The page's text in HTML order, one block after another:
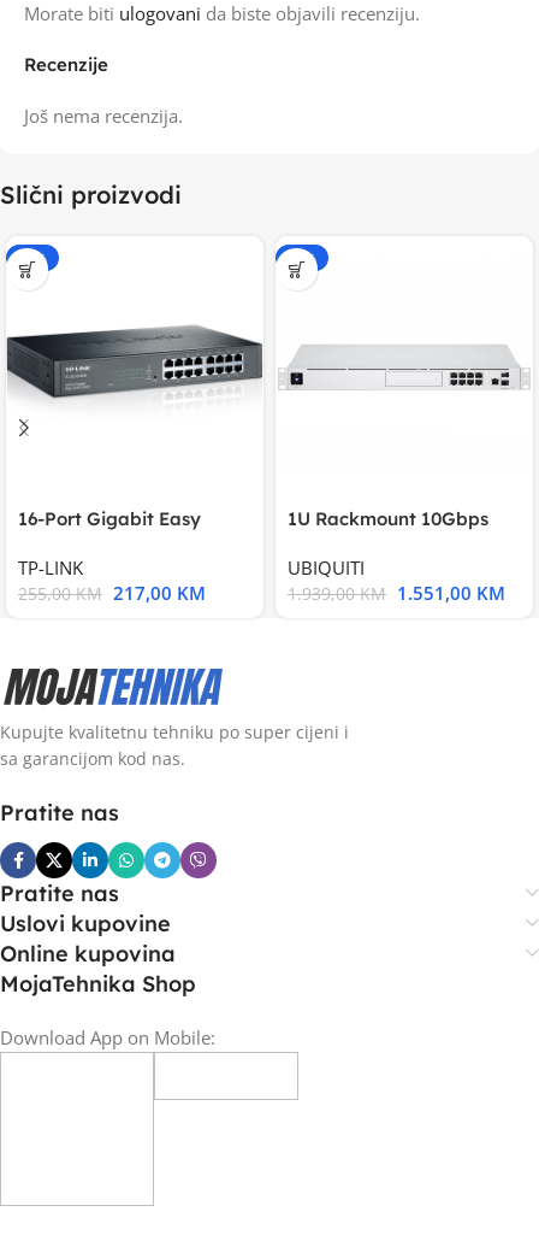
Recenzije
Još nema recenzija.
Morate biti ulogovani da biste objavili recenziju.
Slični proizvodi
-15%
16-Port Gigabit Easy
TP-LINK
255,00KM 217,00 KM
-20%
1U Rackmount 10Gbps
UBIQUITI
1.939,00KM 1.551,00 KM
Kupujte kvalitetnu tehniku po super cijeni i
sa garancijom kod nas.
Pratite nas
Pratite nas
Uslovi kupovine
Online kupovina
MojaTehnika Shop
Download App on Mobile: